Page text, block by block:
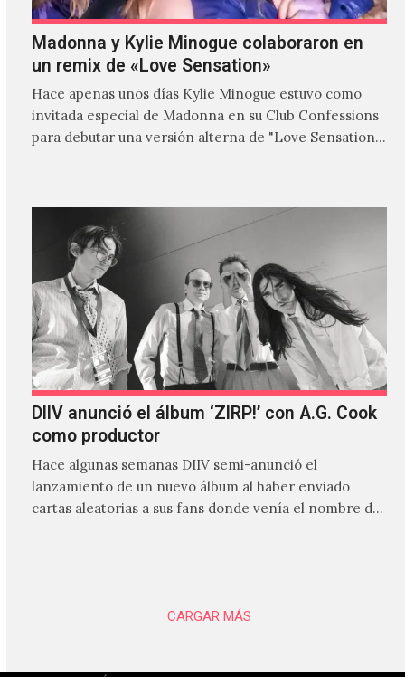
Madonna y Kylie Minogue colaboraron en
un remix de «Love Sensation»
Hace apenas unos días Kylie Minogue estuvo como
invitada especial de Madonna en su Club Confessions
para debutar una versión alterna de "Love Sensation",
DIIV anunció el álbum ‘ZIRP!’ con A.G. Cook
como productor
Hace algunas semanas DIIV semi-anunció el
lanzamiento de un nuevo álbum al haber enviado
cartas aleatorias a sus fans donde venía el nombre de
CARGAR MÁS